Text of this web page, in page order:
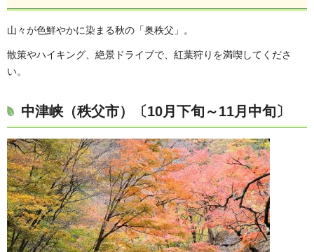
山々が色鮮やかに染まる秋の「奥秩父」。
散策やハイキング、絶景ドライブで、紅葉狩りを満喫してくださ
い。
中津峡（秩父市）〔10月下旬～11月中旬〕